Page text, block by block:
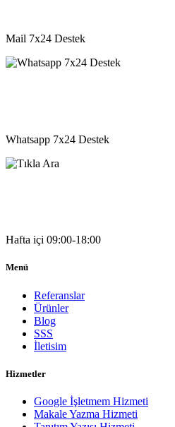
Mail 7x24 Destek
Whatsapp 7x24 Destek
Hafta içi 09:00-18:00
Menü
Referanslar
Ürünler
Blog
SSS
İletisim
Hizmetler
Google İşletmem Hizmeti
Makale Yazma Hizmeti